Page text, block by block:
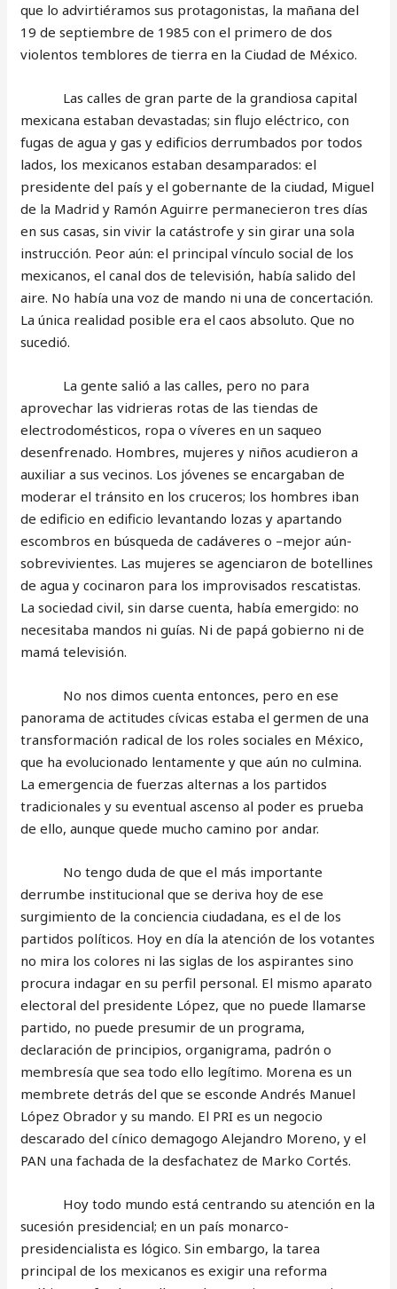
que lo advirtiéramos sus protagonistas, la mañana del
19 de septiembre de 1985 con el primero de dos
violentos temblores de tierra en la Ciudad de México.
Las calles de gran parte de la grandiosa capital
mexicana estaban devastadas; sin flujo eléctrico, con
fugas de agua y gas y edificios derrumbados por todos
lados, los mexicanos estaban desamparados: el
presidente del país y el gobernante de la ciudad, Miguel
de la Madrid y Ramón Aguirre permanecieron tres días
en sus casas, sin vivir la catástrofe y sin girar una sola
instrucción. Peor aún: el principal vínculo social de los
mexicanos, el canal dos de televisión, había salido del
aire. No había una voz de mando ni una de concertación.
La única realidad posible era el caos absoluto. Que no
sucedió.
La gente salió a las calles, pero no para
aprovechar las vidrieras rotas de las tiendas de
electrodomésticos, ropa o víveres en un saqueo
desenfrenado. Hombres, mujeres y niños acudieron a
auxiliar a sus vecinos. Los jóvenes se encargaban de
moderar el tránsito en los cruceros; los hombres iban
de edificio en edificio levantando lozas y apartando
escombros en búsqueda de cadáveres o –mejor aún-
sobrevivientes. Las mujeres se agenciaron de botellines
de agua y cocinaron para los improvisados rescatistas.
La sociedad civil, sin darse cuenta, había emergido: no
necesitaba mandos ni guías. Ni de papá gobierno ni de
mamá televisión.
No nos dimos cuenta entonces, pero en ese
panorama de actitudes cívicas estaba el germen de una
transformación radical de los roles sociales en México,
que ha evolucionado lentamente y que aún no culmina.
La emergencia de fuerzas alternas a los partidos
tradicionales y su eventual ascenso al poder es prueba
de ello, aunque quede mucho camino por andar.
No tengo duda de que el más importante
derrumbe institucional que se deriva hoy de ese
surgimiento de la conciencia ciudadana, es el de los
partidos políticos. Hoy en día la atención de los votantes
no mira los colores ni las siglas de los aspirantes sino
procura indagar en su perfil personal. El mismo aparato
electoral del presidente López, que no puede llamarse
partido, no puede presumir de un programa,
declaración de principios, organigrama, padrón o
membresía que sea todo ello legítimo. Morena es un
membrete detrás del que se esconde Andrés Manuel
López Obrador y su mando. El PRI es un negocio
descarado del cínico demagogo Alejandro Moreno, y el
PAN una fachada de la desfachatez de Marko Cortés.
Hoy todo mundo está centrando su atención en la
sucesión presidencial; en un país monarco-
presidencialista es lógico. Sin embargo, la tarea
principal de los mexicanos es exigir una reforma